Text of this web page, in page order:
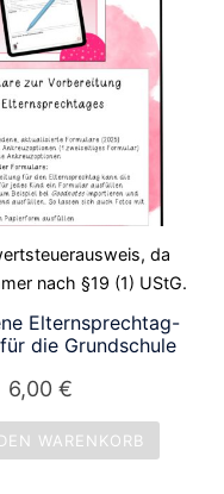
da
nach §19 (1) UStG.
Elternsprechtag-
die Grundschule
6,00€
WARENKORB